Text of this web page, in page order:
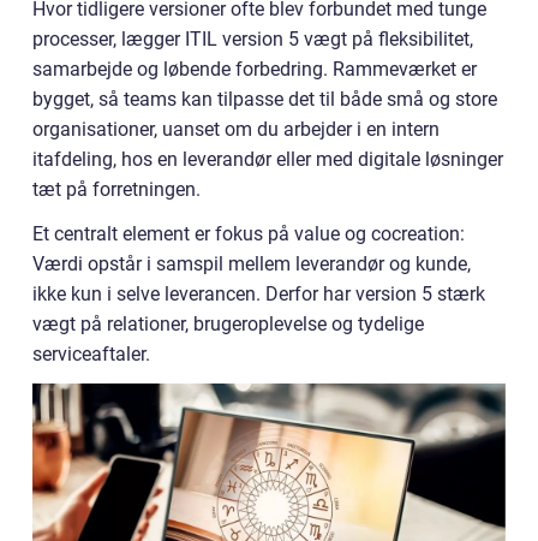
Hvor tidligere versioner ofte blev forbundet med tunge
processer, lægger ITIL version 5 vægt på fleksibilitet,
samarbejde og løbende forbedring. Rammeværket er
bygget, så teams kan tilpasse det til både små og store
organisationer, uanset om du arbejder i en intern
itafdeling, hos en leverandør eller med digitale løsninger
tæt på forretningen.
Et centralt element er fokus på value og cocreation:
Værdi opstår i samspil mellem leverandør og kunde,
ikke kun i selve leverancen. Derfor har version 5 stærk
vægt på relationer, brugeroplevelse og tydelige
serviceaftaler.